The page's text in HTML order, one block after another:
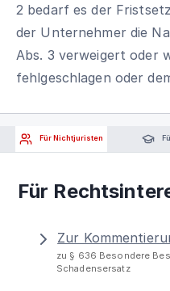
2 bedarf es der
der Unternehmer die
Abs. 3 verweigert oder
fehlgeschlagen oder
Für Nichtjuristen
Für
Zur
zu § 636 Besondere
Schadensersatz